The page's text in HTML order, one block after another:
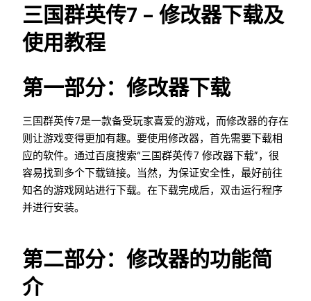
三国群英传7 - 修改器下载及
使用教程
第一部分：修改器下载
三国群英传7是一款备受玩家喜爱的游戏，而修改器的存在
则让游戏变得更加有趣。要使用修改器，首先需要下载相
应的软件。通过百度搜索“三国群英传7 修改器下载”，很
容易找到多个下载链接。当然，为保证安全性，最好前往
知名的游戏网站进行下载。在下载完成后，双击运行程序
并进行安装。
第二部分：修改器的功能简
介